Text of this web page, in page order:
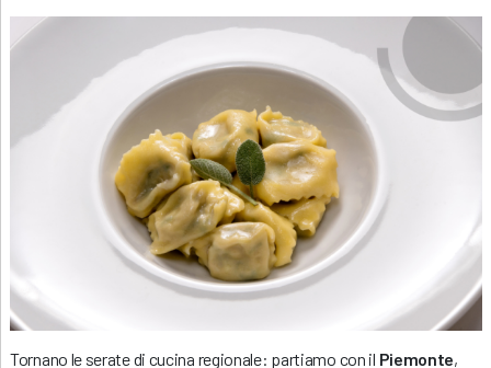
Tornano le serate di cucina regionale: partiamo con il Piemonte,